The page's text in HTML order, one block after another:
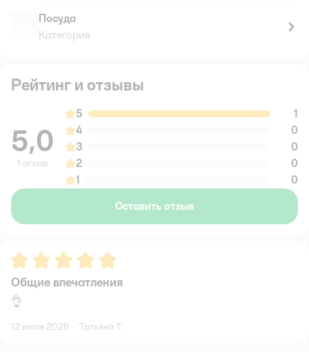
Посуда
Категория
Рейтинг и отзывы
5,0
1 отзыв
5
1
4
0
3
0
2
0
1
0
Оставить отзыв
Рейтинг:5
Общие впечатления
👌
12 июля 2026 · Татьяна Т.